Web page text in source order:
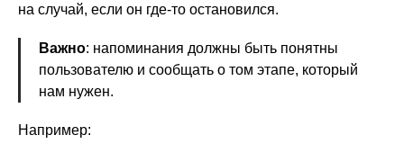
на случай, если он где-то остановился.
Важно: напоминания должны быть понятны
пользователю и сообщать о том этапе, который
нам нужен.
Например: